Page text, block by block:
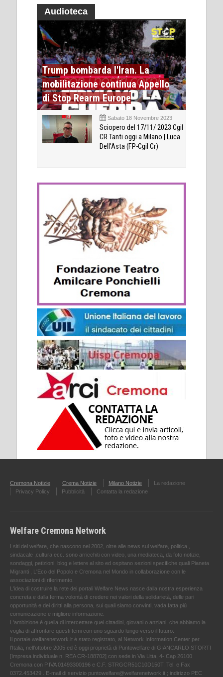
Audioteca
Trump bombarda l'Iran. La
mobilitazione continua Appello
di Stop Rearm Europe
Sabato 18 Novembre 2023
Sciopero del 17/11/ 2023 Cgil
CR Tanti oggi a Milano | Luca
Dell’Asta (FP-Cgil Cr)
Cremona Notizie Crema Notizie Milano Notizie
La redazione
Privacy Policy
Pubblicità Contatta la redazione
Welfare Cremona Network
I siti del welfare, che nascono nel 2002, oltre alle news sul welfare, politica ,
sindacale ,cultura ecc. sono arricchiti con video, una mediateca, da foto notizie,
sondaggi, petizioni, blog e lettere al sito ed ospitano sezioni specifiche quali Pianeta
Migranti , L'Eco del Popolo e Cremona nel Mondo in collaborazione con le
associazioni di riferimento.
L'idea di costruire la rete dei portali Welfare News nasce dalla nostra esperienza
concreta e dalla ferma volontà di credere nei valori della solidarietà, delle pari
opportunità e dei diritti alla persona, sui quali siamo convinti, vada fatta più
comunicazione e migliore informazione.
L'ambizione è quella di intercettare quei cittadini, giovani o anziani, che abbiamo la
voglia di affrontare questi temi con uno sguardo lungo verso il futuro.
Il portale welfarenetwork.it è stato registrato, al Network Information Center per
l'Italia, nell’ottobre 2005 ed è oggi proprietà di Puntowelfare di GIANCARLO STORTI
[Impresa individuale n. REA CR-188702] con sede in Via Litta, 4- Cap 26100
Cremona con P.IVA 01493300196 e C.F. STRGCR51C10D150T. Tel. e Fax
0372.453429 . E-mail di servizio puntowelfare@welfarenetwork.it ; indirizzo PEC